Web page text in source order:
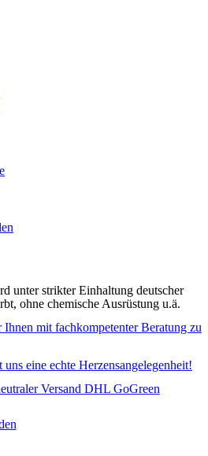
unter strikter Einhaltung deutscher
ohne chemische Ausrüstung u.ä.
Ihnen mit fachkompetenter Beratung zu
eine echte Herzensangelegenheit!
Versand DHL GoGreen